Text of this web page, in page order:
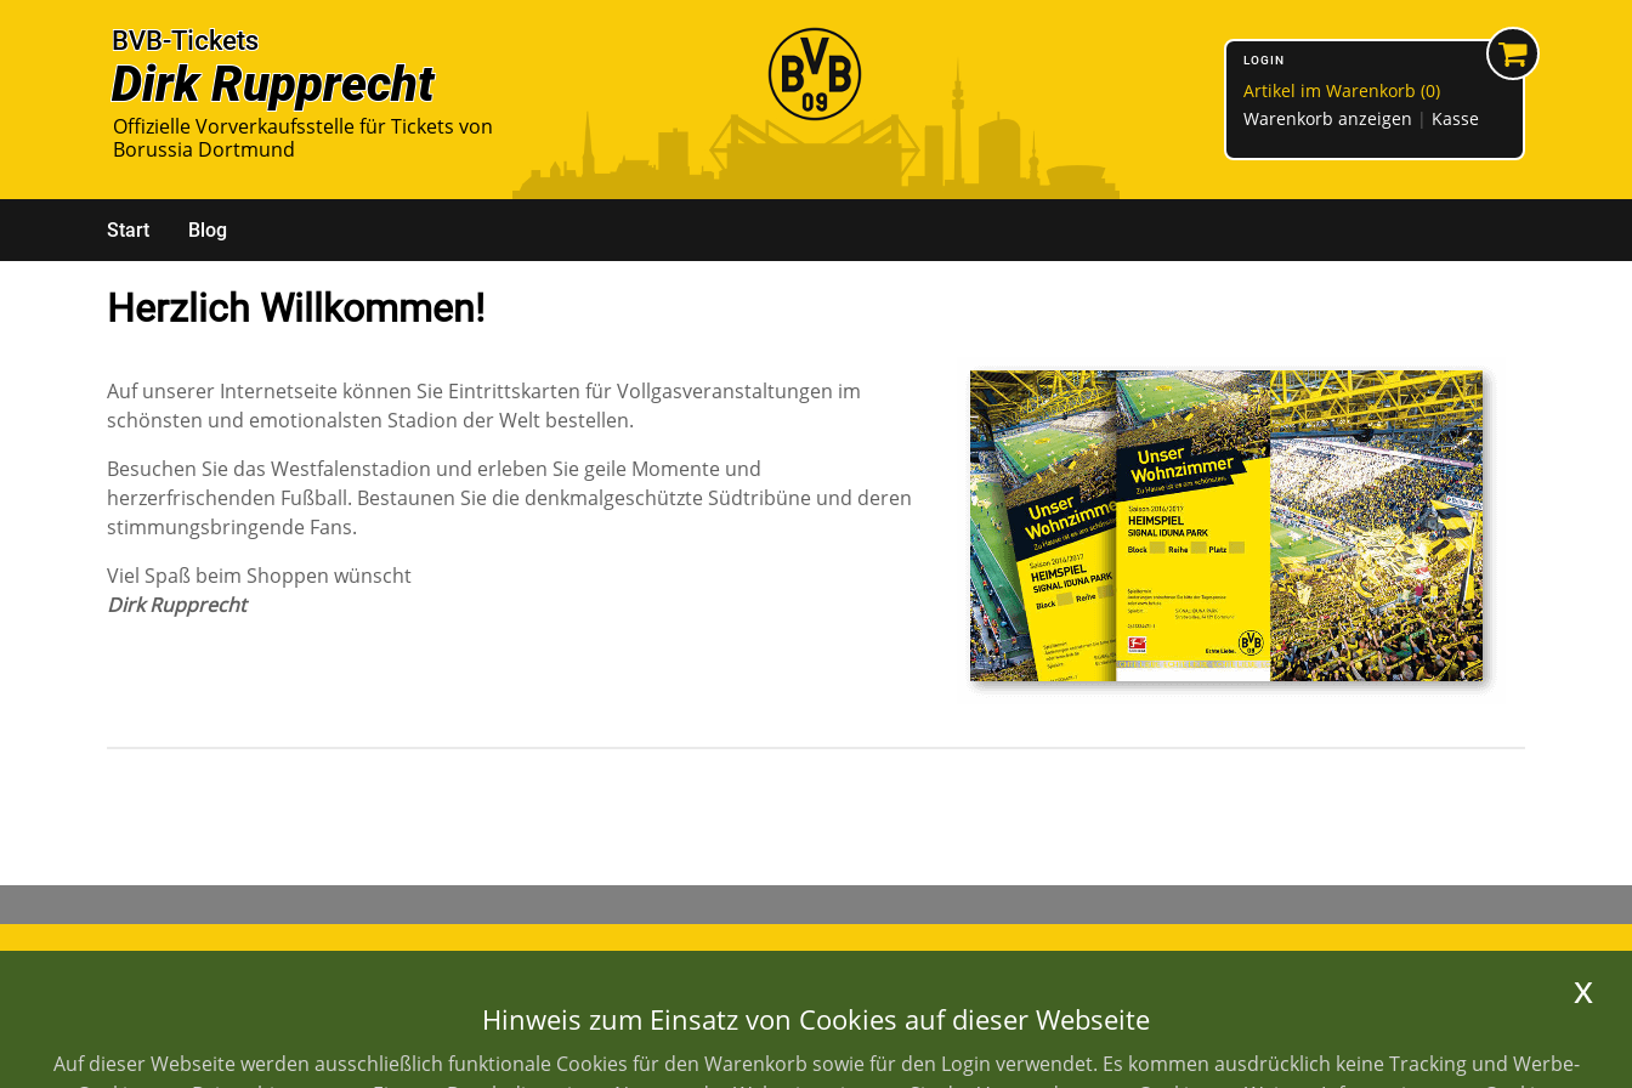
Offizielle Vorverkaufsstelle für Tickets von
Borussia Dortmund
LOGIN
Artikel im Warenkorb (0)
Warenkorb anzeigen
Kasse
Start Blog
Herzlich Willkommen!
Auf unserer Internetseite können Sie Eintrittskarten für Vollgasveranstaltungen im
schönsten und emotionalsten Stadion der Welt bestellen.
Besuchen Sie das Westfalenstadion und erleben Sie geile Momente und
herzerfrischenden Fußball. Bestaunen Sie die denkmalgeschützte Südtribüne und deren
stimmungsbringende Fans.
Viel Spaß beim Shoppen wünscht
Dirk Rupprecht
Widerrufsrecht
Hinweis zum Einsatz von Cookies auf dieser Webseite
Auf dieser Webseite werden ausschließlich funktionale Cookies für den Warenkorb sowie für den Login verwendet. Es kommen ausdrücklich keine Tracking und Werbe-
x